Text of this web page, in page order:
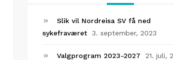
Slik vil Nordreisa SV få ned
sykefraværet
3. september, 2023
Valgprogram 2023-2027 21. juli,